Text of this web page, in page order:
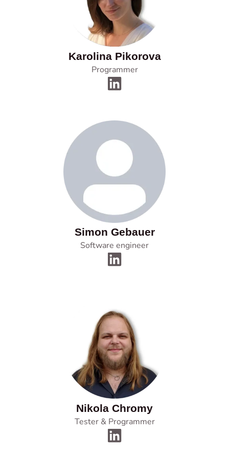
Karolina Pikorova
Programmer
Simon Gebauer
Software engineer
Nikola Chromy
Tester & Programmer